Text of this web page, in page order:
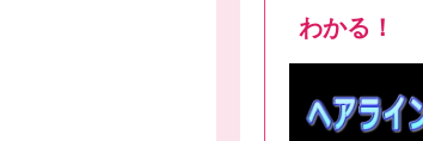
わかる！